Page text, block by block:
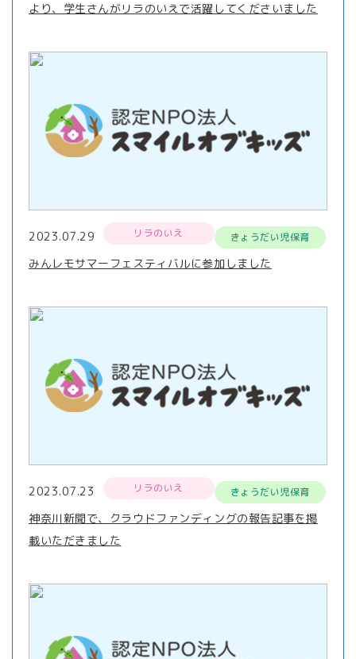
より、学生さんがリラのいえで活躍してくださいました
2023.07.29 リラのいえ きょうだい児保育
みんレモサマーフェスティバルに参加しました
2023.07.23 リラのいえ きょうだい児保育
神奈川新聞で、クラウドファンディングの報告記事を掲
載いただきました